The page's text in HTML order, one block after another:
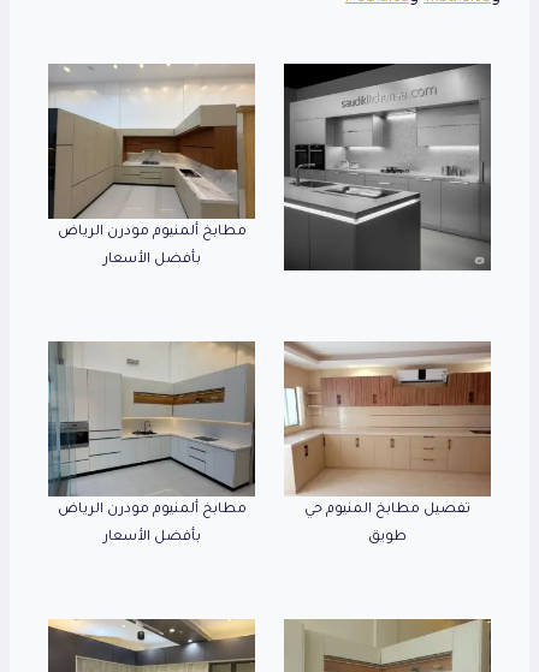
مطابخ ألمنيوم مودرن الرياض
بأفضل الأسعار
تفصيل مطابخ المنيوم حي
طويق
مطابخ ألمنيوم مودرن الرياض
بأفضل الأسعار